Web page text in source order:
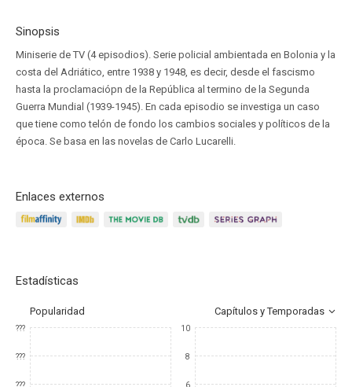
Sinopsis
Miniserie de TV (4 episodios). Serie policial ambientada en Bolonia y la
costa del Adriático, entre 1938 y 1948, es decir, desde el fascismo
hasta la proclamaciópn de la República al termino de la Segunda
Guerra Mundial (1939-1945). En cada episodio se investiga un caso
que tiene como telón de fondo los cambios sociales y políticos de la
época. Se basa en las novelas de Carlo Lucarelli.
Enlaces externos
Estadísticas
Popularidad Capítulos y Temporadas
???
???
???
10
8
6